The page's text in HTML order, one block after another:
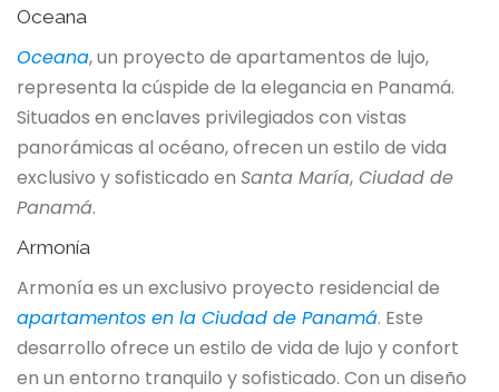
Oceana
Oceana, un proyecto de apartamentos de lujo,
representa la cúspide de la elegancia en Panamá.
Situados en enclaves privilegiados con vistas
panorámicas al océano, ofrecen un estilo de vida
exclusivo y sofisticado en Santa María, Ciudad de
Panamá.
Armonía
Armonía es un exclusivo proyecto residencial de
apartamentos en la Ciudad de Panamá. Este
desarrollo ofrece un estilo de vida de lujo y confort
en un entorno tranquilo y sofisticado. Con un diseño